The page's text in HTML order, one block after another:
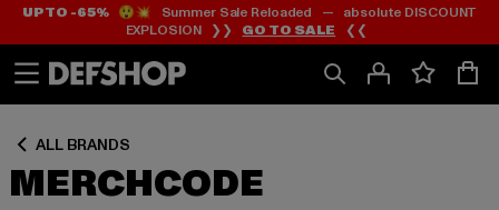
Ga
naar
Ga
naar
UP TO -65%😲💥 Summer Sale Reloaded — absolute DISCOUNT
EXPLOSION ❯❯ GO TO SALE ❮❮
ALL BRANDS
MERCHCODE
Ga
naar
Rooster